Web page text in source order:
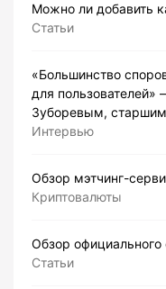
Можно ли добавить
Статьи
«Большинство
для
Зуборевым,
Интервью
Обзор мэтчинг-
Криптовалюты
Обзор официального
Статьи